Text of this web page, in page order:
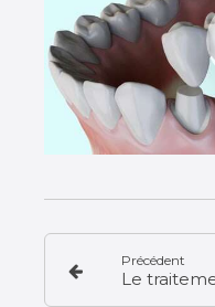
Précédent